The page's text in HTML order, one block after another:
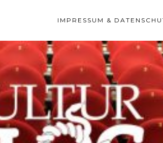
IMPRESSUM &